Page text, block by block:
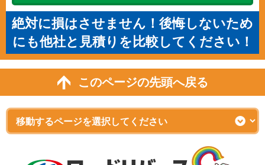
絶対に損はさせません！後悔しないため
にも他社と見積りを比較してください！
このページの先頭へ戻る